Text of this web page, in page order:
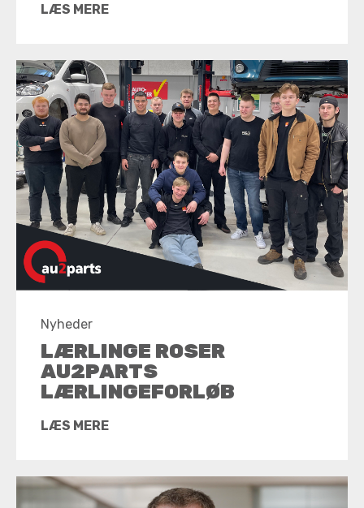
LÆS MERE
Nyheder
LÆRLINGE ROSER
AU2PARTS
LÆRLINGEFORLØB
LÆS MERE